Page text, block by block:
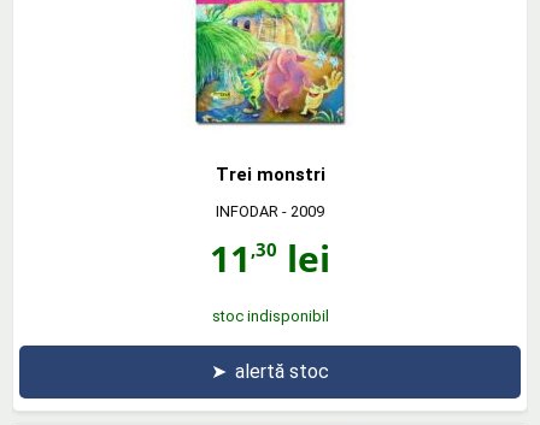
Trei monstri
INFODAR - 2009
11 ,30 lei
stoc indisponibil
➤ alertă stoc